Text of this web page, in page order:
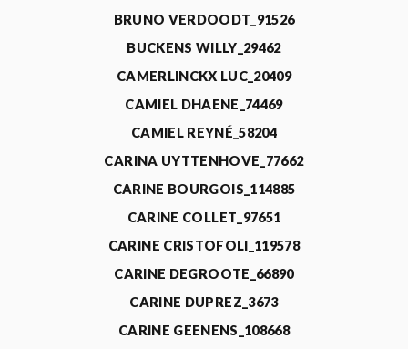
BRUNO VERDOODT_91526
BUCKENS WILLY_29462
CAMERLINCKX LUC_20409
CAMIEL DHAENE_74469
CAMIEL REYNÉ_58204
CARINA UYTTENHOVE_77662
CARINE BOURGOIS_114885
CARINE COLLET_97651
CARINE CRISTOFOLI_119578
CARINE DEGROOTE_66890
CARINE DUPREZ_3673
CARINE GEENENS_108668